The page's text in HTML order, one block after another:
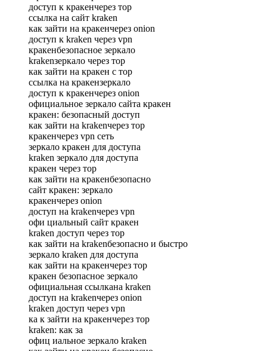
доступ к кракенчерез тор
ссылка на сайт kraken
как зайти на кракенчерез onion
доступ к kraken через vpn
кракенбезопасное зеркало
krakenзеркало через тор
как зайти на кракен с тор
ссылка на кракензеркало
доступ к кракенчерез onion
официальное зеркало сайта кракен
кракен: безопасный доступ
как зайти на krakenчерез тор
кракенчерез vpn сеть
зеркало кракен для доступа
kraken зеркало для доступа
кракен через тор
как зайти на кракенбезопасно
сайт кракен: зеркало
кракенчерез onion
доступ на krakenчерез vpn
офи циальный сайт кракен
kraken доступ через тор
как зайти на krakenбезопасно и быстро
зеркало kraken для доступа
как зайти на кракенчерез тор
кракен безопасное зеркало
официальная ссылкана kraken
доступ на krakenчерез onion
kraken доступ через vpn
ка к зайти на кракенчерез тор
kraken: как за
офиц иальное зеркало kraken